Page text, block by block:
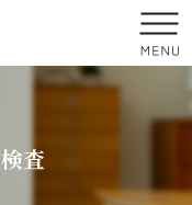
査
新築戸建てを手がける工務
・新築戸建てを手がけるエア